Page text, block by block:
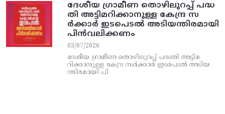
ദേശീയ ഗ്രാമീണ തൊഴിലുറപ്പ്‌ പദ്ധ
തി അട്ടിമറിക്കാനുള്ള കേന്ദ്ര സ
ര്‍ക്കാര്‍ ഇടപെടല്‍ അടിയന്തിരമായി
പിന്‍വലിക്കണം
03/07/2026
ദേശീയ ഗ്രാമീണ തൊഴിലുറപ്പ്‌ പദ്ധതി അട്ടിമ
റിക്കാനുള്ള കേന്ദ്ര സര്‍ക്കാര്‍ ഇടപെടല്‍ അടിയ
ന്തിരമായി പി